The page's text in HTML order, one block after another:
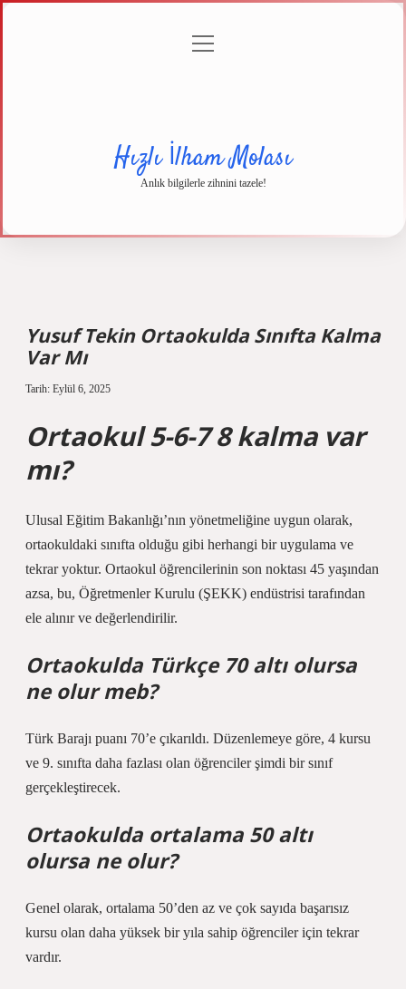
menüyü
Hızlı İlham Molası
Anlık bilgilerle zihnini tazele!
Yusuf Tekin Ortaokulda Sınıfta Kalma
Var Mı
Tarih: Eylül 6, 2025
Ortaokul 5-6-7 8 kalma var
mı?
Ulusal Eğitim Bakanlığı’nın yönetmeliğine uygun olarak,
ortaokuldaki sınıfta olduğu gibi herhangi bir uygulama ve
tekrar yoktur. Ortaokul öğrencilerinin son noktası 45 yaşından
azsa, bu, Öğretmenler Kurulu (ŞEKK) endüstrisi tarafından
ele alınır ve değerlendirilir.
Ortaokulda Türkçe 70 altı olursa
ne olur meb?
Türk Barajı puanı 70’e çıkarıldı. Düzenlemeye göre, 4 kursu
ve 9. sınıfta daha fazlası olan öğrenciler şimdi bir sınıf
gerçekleştirecek.
Ortaokulda ortalama 50 altı
olursa ne olur?
Genel olarak, ortalama 50’den az ve çok sayıda başarısız
kursu olan daha yüksek bir yıla sahip öğrenciler için tekrar
vardır.